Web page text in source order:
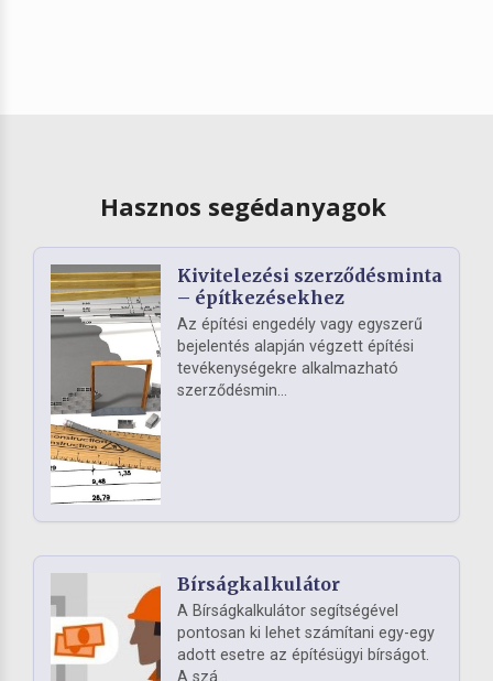
Hasznos segédanyagok
Kivitelezési szerződésminta
– építkezésekhez
Az építési engedély vagy egyszerű
bejelentés alapján végzett építési
tevékenységekre alkalmazható
szerződésmin...
Bírságkalkulátor
A Bírságkalkulátor segítségével
pontosan ki lehet számítani egy-egy
adott esetre az építésügyi bírságot.
A szá...